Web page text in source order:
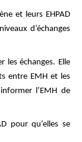
et leurs EHPAD
d’échanges
les échanges. Elle
entre EMH et les
l’EMH de
pour qu’elles se